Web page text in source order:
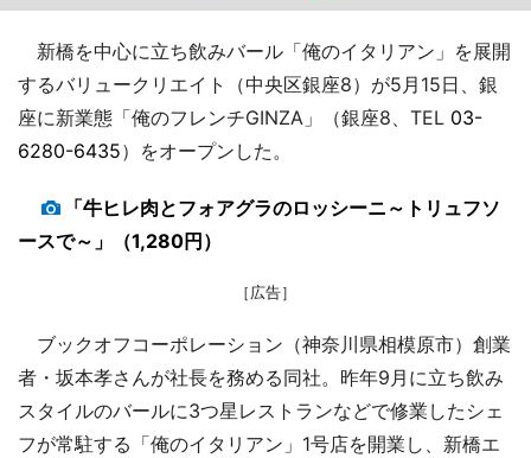
新橋を中心に立ち飲みバール「俺のイタリアン」を展開
するバリュークリエイト（中央区銀座8）が5月15日、銀
座に新業態「俺のフレンチGINZA」（銀座8、TEL 03-
6280-6435）をオープンした。
「牛ヒレ肉とフォアグラのロッシーニ～トリュフソ
ースで～」（1,280円）
［広告］
ブックオフコーポレーション（神奈川県相模原市）創業
者・坂本孝さんが社長を務める同社。昨年9月に立ち飲み
スタイルのバールに3つ星レストランなどで修業したシェ
フが常駐する「俺のイタリアン」1号店を開業し、新橋エ